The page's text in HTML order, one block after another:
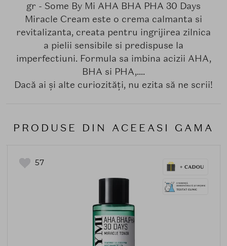
gr - Some By Mi AHA BHA PHA 30 Days
Miracle Cream este o crema calmanta si
revitalizanta, creata pentru ingrijirea zilnica
a pielii sensibile si predispuse la
imperfectiuni. Formula sa imbina acizii AHA,
BHA si PHA,....
Dacă ai și alte curiozități, nu ezita să ne scrii!
PRODUSE DIN ACEEASI GAMA
57